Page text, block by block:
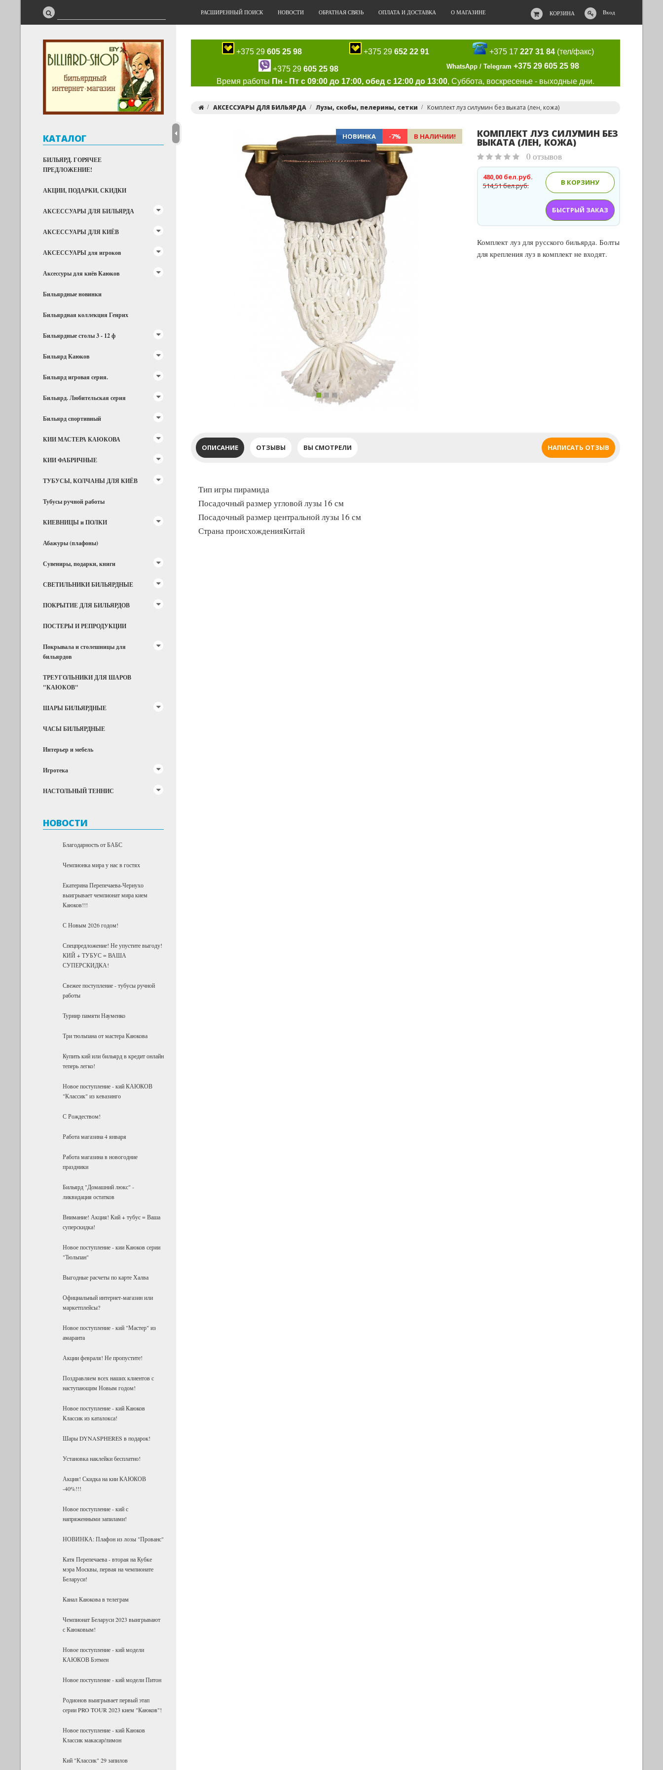
КОРЗИНА Вход
РАСШИРЕННЫЙ ПОИСК НОВОСТИ ОБРАТНАЯ СВЯЗЬ ОПЛАТА И ДОСТАВКА О МАГАЗИНЕ
КАТАЛОГ
БИЛЬЯРД. ГОРЯЧЕЕ
ПРЕДЛОЖЕНИЕ!
АКЦИИ, ПОДАРКИ, СКИДКИ
АКСЕССУАРЫ ДЛЯ БИЛЬЯРДА
АКСЕССУАРЫ ДЛЯ КИЁВ
АКСЕССУАРЫ для игроков
Аксессуры для киёв Каюков
Бильярдные новинки
Бильярдная коллекция Генрих
Бильярдные столы 3 - 12 ф
Бильярд Каюков
Бильярд игровая серия.
Бильярд. Любительская серия
Бильярд спортивный
КИИ МАСТЕРА КАЮКОВА
КИИ ФАБРИЧНЫЕ
ТУБУСЫ, КОЛЧАНЫ ДЛЯ КИЁВ
Тубусы ручной работы
КИЕВНИЦЫ и ПОЛКИ
Абажуры (плафоны)
Сувениры, подарки, книги
СВЕТИЛЬНИКИ БИЛЬЯРДНЫЕ
ПОКРЫТИЕ ДЛЯ БИЛЬЯРДОВ
ПОСТЕРЫ И РЕПРОДУКЦИИ
Покрывала и столешницы для
бильярдов
ТРЕУГОЛЬНИКИ ДЛЯ ШАРОВ
"КАЮКОВ"
ШАРЫ БИЛЬЯРДНЫЕ
ЧАСЫ БИЛЬЯРДНЫЕ
Интерьер и мебель
Игротека
НАСТОЛЬНЫЙ ТЕННИС
НОВОСТИ
Благодарность от БАБС
Чемпионка мира у нас в гостях
Екатерина Перепечаева-Чернухо
выигрывает чемпионат мира кием
Каюков!!!
С Новым 2026 годом!
Спецпредложение! Не упустите выгоду!
КИЙ + ТУБУС = ВАША
СУПЕРСКИДКА!
Свежее поступление - тубусы ручной
работы
Турнир памяти Науменко
Три тюльпана от мастера Каюкова
Купить кий или бильярд в кредит онлайн
теперь легко!
Новое поступление - кий КАЮКОВ
"Классик" из кевазинго
С Рождеством!
Работа магазина 4 января
Работа магазина в новогодние
праздники
Бильярд "Домашний люкс" -
ликвидация остатков
Внимание! Акция! Кий + тубус = Ваша
суперскидка!
Новое поступление - кии Каюков серии
"Тюльпан"
Выгодные расчеты по карте Халва
Официальный интернет-магазин или
маркетплейсы?
Новое поступление - кий "Мастер" из
амаранта
Акции февраля! Не пропустите!
Поздравляем всех наших клиентов с
наступающим Новым годом!
Новое поступление - кий Каюков
Классик из каталокса!
Шары DYNASPHERES в подарок!
Установка наклейки бесплатно!
Акция! Скидка на кии КАЮКОВ
-40%!!!
Новое поступление - кий с
напряженными запилами!
НОВИНКА: Плафон из лозы "Прованс"
Катя Перепечаева - вторая на Кубке
мэра Москвы, первая на чемпионате
Беларуси!
Канал Каюкова в телеграм
Чемпионат Беларуси 2023 выигрывают
с Каюковым!
Новое поступление - кий модели
КАЮКОВ Бэтмен
Новое поступление - кий модели Питон
Родионов выигрывает первый этап
серии PRO TOUR 2023 кием "Каюков"!
Новое поступление - кий Каюков
Классик макасар/лимон
Кий "Классик" 29 запилов
+375 29 605 25 98 +375 29 652 22 91 +375 17227 31 84 (тел/факс)
+375 29 605 25 98 WhatsApp / Telegram +375 29 605 25 98
Время работы Пн - Пт с 09:00 до 17:00, обед с 12:00 до 13:00, Суббота, воскресенье - выходные дни.
АКСЕССУАРЫ ДЛЯ БИЛЬЯРДА Лузы, скобы, пелерины, сетки Комплект луз силумин без выката (лен, кожа)
НОВИНКА -7% В НАЛИЧИИ! КОМПЛЕКТ ЛУЗ СИЛУМИН БЕЗ
ВЫКАТА (ЛЕН, КОЖА)
0 отзывов
514,51 бел.руб.
480,00 бел.руб.
В КОРЗИНУ
БЫСТРЫЙ ЗАКАЗ
Комплект луз для русского бильярда. Болты
для крепления луз в комплект не входят.
ОПИСАНИЕ ОТЗЫВЫ НАПИСАТЬ ОТЗЫВ
ВЫ СМОТРЕЛИ
Тип игры пирамида
Посадочный размер угловой лузы 16 см
Посадочный размер центральной лузы 16 см
Страна происхожденияКитай